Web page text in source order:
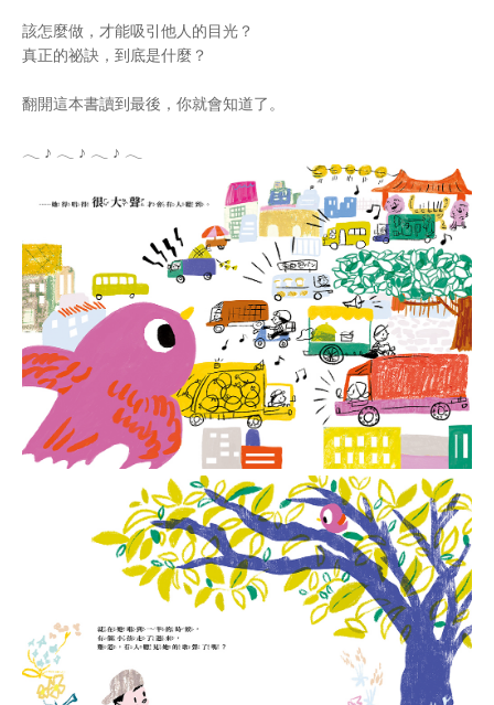
該怎麼做，才能吸引他人的目光？
真正的祕訣，到底是什麼？
翻開這本書讀到最後，你就會知道了。
𓂃 ♪ 𓂃 ♪ 𓂃 ♪ 𓂃